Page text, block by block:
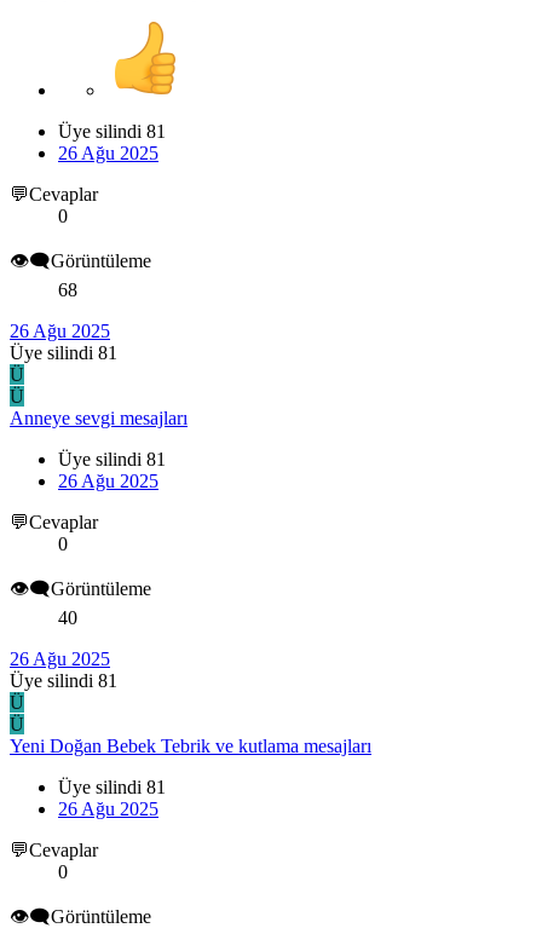
Üye silindi 81
26 Ağu 2025
💬Cevaplar
0
👁️‍🗨️Görüntüleme
68
26 Ağu 2025
Üye silindi 81
Ü
Ü
Anneye sevgi mesajları
Üye silindi 81
26 Ağu 2025
💬Cevaplar
0
👁️‍🗨️Görüntüleme
40
26 Ağu 2025
Üye silindi 81
Ü
Ü
Yeni Doğan Bebek Tebrik ve kutlama mesajları
Üye silindi 81
26 Ağu 2025
💬Cevaplar
0
👁️‍🗨️Görüntüleme